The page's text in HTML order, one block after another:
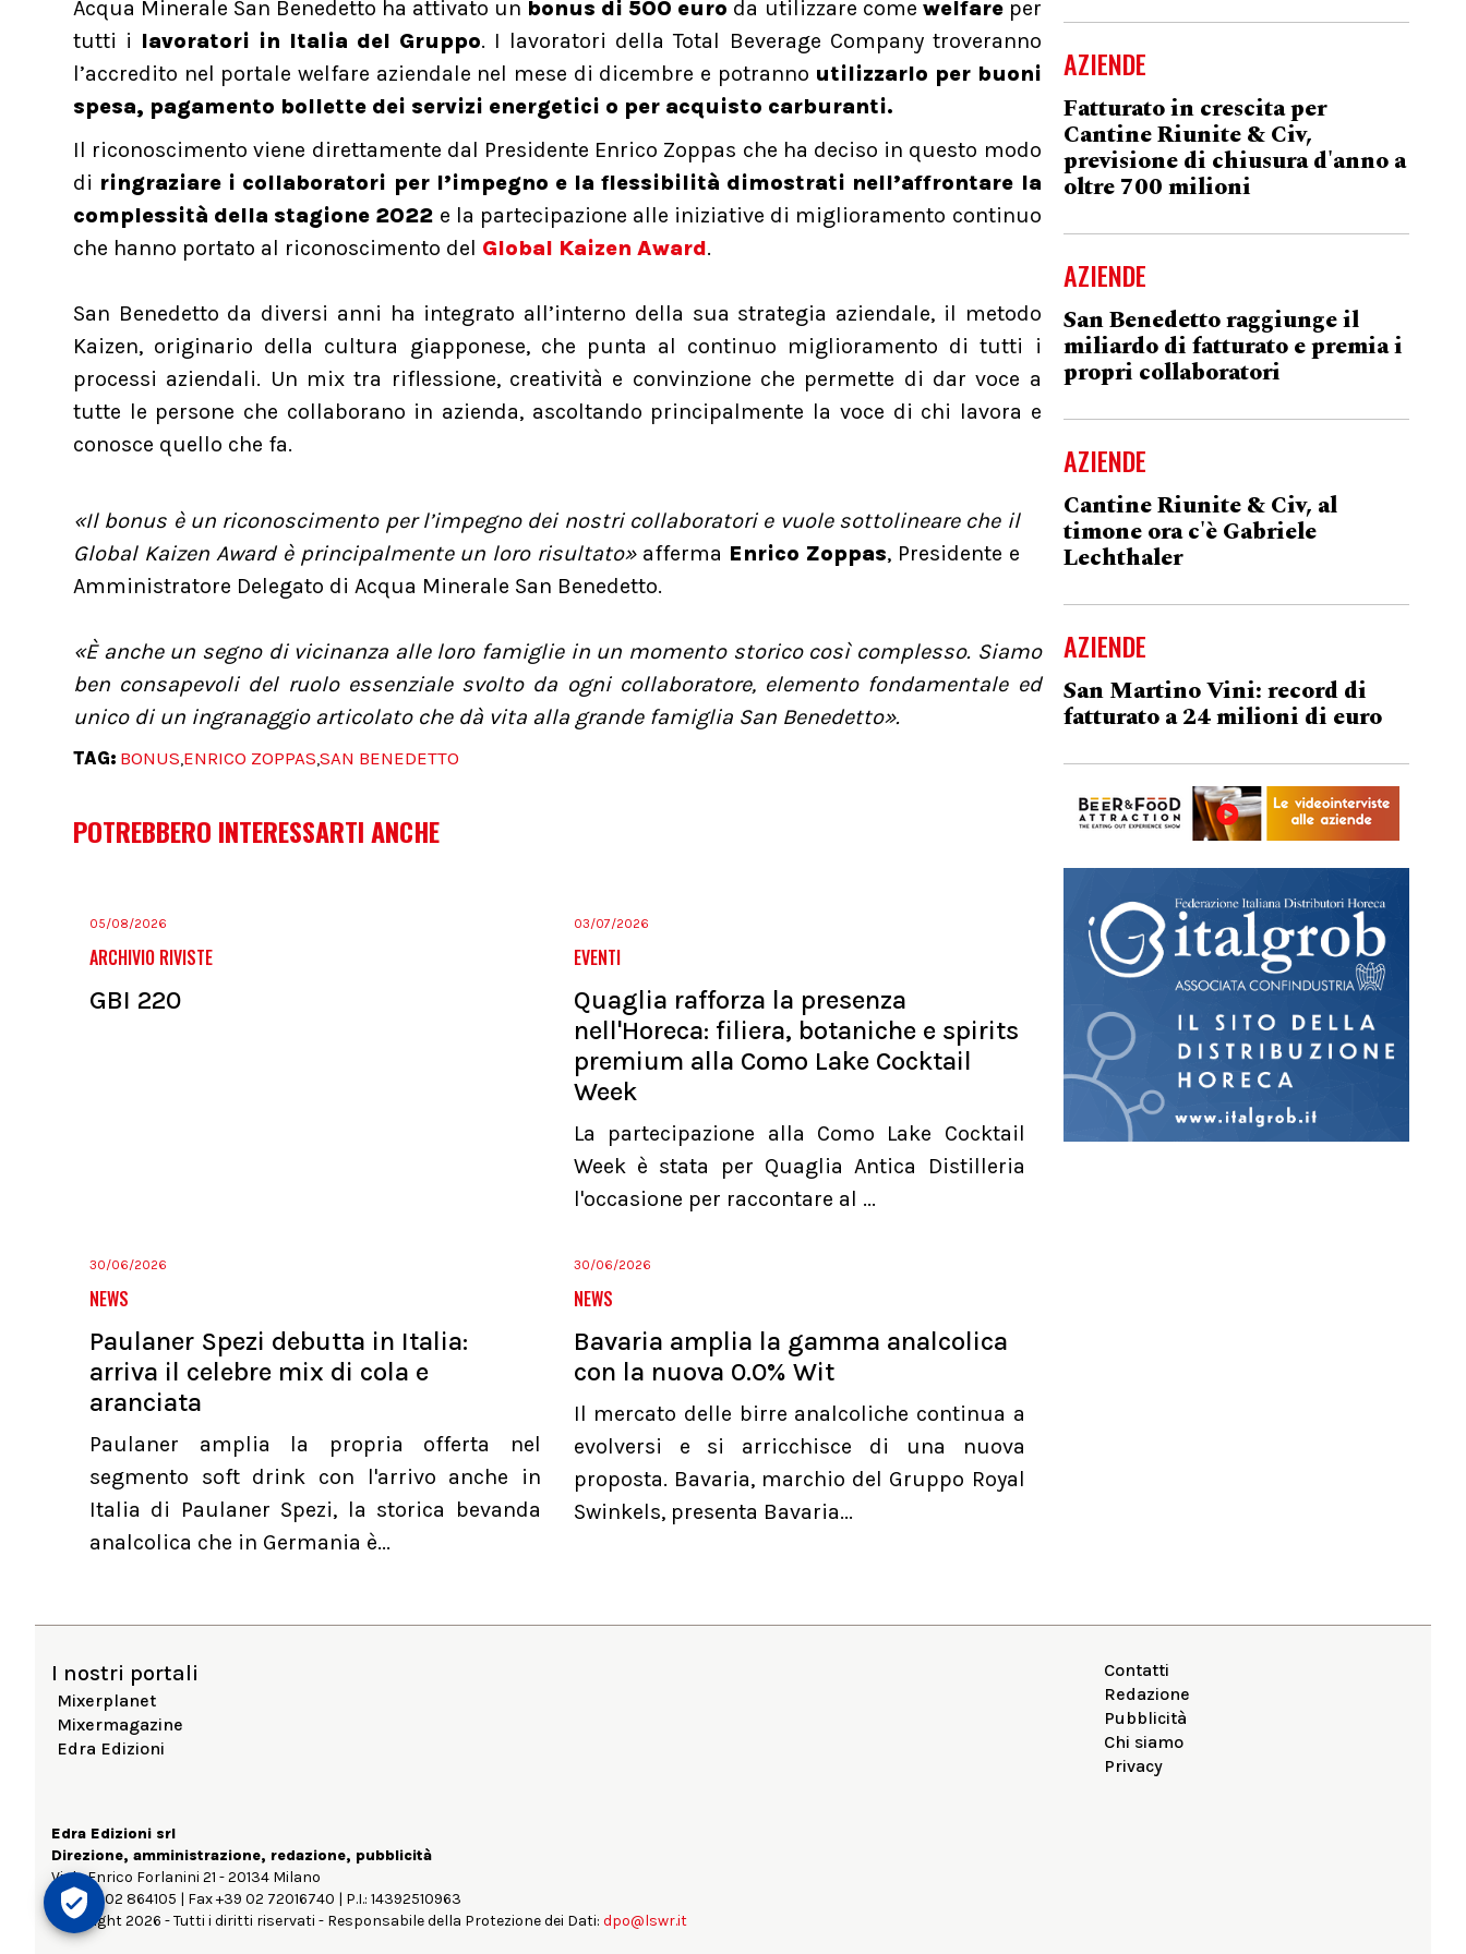
Acqua Minerale San Benedetto ha attivato un bonus di 500 euro da utilizzare come welfareper
tutti i lavoratori in Italia del Gruppo. I lavoratori della Total Beverage Company troveranno
l’accredito nel portale welfare aziendale nel mese di dicembre e potranno utilizzarlo per buoni
spesa, pagamento bollette dei servizi energetici o per acquisto carburanti.
Il riconoscimento viene direttamente dal Presidente Enrico Zoppas che ha deciso in questo modo
di ringraziare i collaboratori per l’impegno e la flessibilità dimostrati nell’affrontare la
complessità della stagione 2022 e la partecipazione alle iniziative di miglioramento continuo
che hanno portato al riconoscimento del Global Kaizen Award.
San Benedetto da diversi anni ha integrato all’interno della sua strategia aziendale, il metodo
Kaizen, originario della cultura giapponese, che punta al continuo miglioramento di tutti i
processi aziendali. Un mix tra riflessione, creatività e convinzione che permette di dar voce a
tutte le persone che collaborano in azienda, ascoltando principalmente la voce di chi lavora e
conosce quello che fa.
«Il bonus è un riconoscimento per l’impegno dei nostri collaboratori e vuole sottolineare che il
Global Kaizen Award è principalmente un loro risultato»afferma Enrico Zoppas, Presidente e
Amministratore Delegato di Acqua Minerale San Benedetto.
«È anche un segno di vicinanza alle loro famiglie in un momento storico così complesso. Siamo
ben consapevoli del ruolo essenziale svolto da ogni collaboratore, elemento fondamentale ed
unico di un ingranaggio articolato che dà vita alla grande famiglia San Benedetto».
TAG: BONUS,ENRICO ZOPPAS,SAN BENEDETTO
POTREBBERO INTERESSARTI ANCHE
05/08/2026
ARCHIVIO RIVISTE
GBI 220
03/07/2026
EVENTI
Quaglia rafforza la presenza
nell'Horeca: filiera, botaniche e spirits
premium alla Como Lake Cocktail
Week
La partecipazione alla Como Lake Cocktail
Week è stata per Quaglia Antica Distilleria
l'occasione per raccontare al ...
30/06/2026
NEWS
Paulaner Spezi debutta in Italia:
arriva il celebre mix di cola e
aranciata
Paulaner amplia la propria offerta nel
segmento soft drink con l'arrivo anche in
Italia di Paulaner Spezi, la storica bevanda
analcolica che in Germania è...
30/06/2026
NEWS
Bavaria amplia la gamma analcolica
con la nuova 0.0% Wit
Il mercato delle birre analcoliche continua a
evolversi e si arricchisce di una nuova
proposta. Bavaria, marchio del Gruppo Royal
Swinkels, presenta Bavaria...
AZIENDE
Fatturato in crescita per
Cantine Riunite & Civ,
previsione di chiusura d'anno a
oltre 700 milioni
AZIENDE
San Benedetto raggiunge il
miliardo di fatturato e premia i
propri collaboratori
AZIENDE
Cantine Riunite & Civ, al
timone ora c'è Gabriele
Lechthaler
AZIENDE
San Martino Vini: record di
fatturato a 24 milioni di euro
I nostri portali
Mixerplanet
Mixermagazine
Edra Edizioni
Contatti
Redazione
Pubblicità
Chi siamo
Privacy
Edra Edizioni srl
Direzione, amministrazione, redazione, pubblicità
Viale Enrico Forlanini 21 - 20134 Milano
Tel. +39 02 864105 | Fax +39 02 72016740 | P.I.: 14392510963
Copyright 2026 - Tutti i diritti riservati - Responsabile della Protezione dei Dati: dpo@lswr.it